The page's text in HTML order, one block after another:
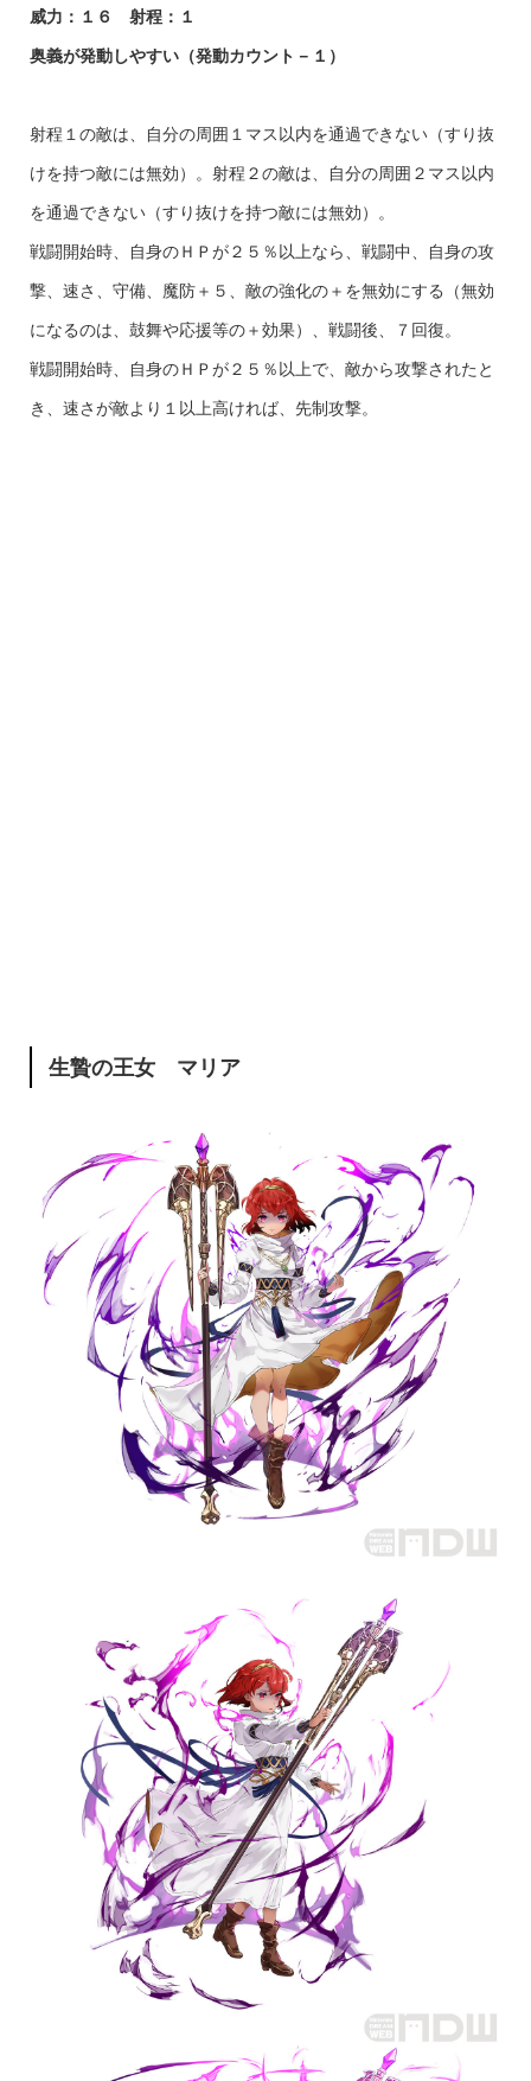
威力：１６ 射程：１
奥義が発動しやすい（発動カウント－１）
射程１の敵は、自分の周囲１マス以内を通過できない（すり抜
けを持つ敵には無効）。射程２の敵は、自分の周囲２マス以内
を通過できない（すり抜けを持つ敵には無効）。
戦闘開始時、自身のＨＰが２５％以上なら、戦闘中、自身の攻
撃、速さ、守備、魔防＋５、敵の強化の＋を無効にする（無効
になるのは、鼓舞や応援等の＋効果）、戦闘後、７回復。
戦闘開始時、自身のＨＰが２５％以上で、敵から攻撃されたと
き、速さが敵より１以上高ければ、先制攻撃。
生贄の王女 マリア